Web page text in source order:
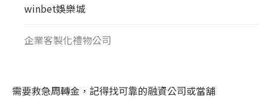
winbet娛樂城
企業客製化禮物公司
需要救急周轉金，記得找可靠的融資公司或當舖